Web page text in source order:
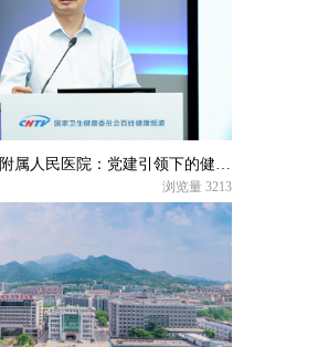
宁波大学附属人民医院：党建引领下的健康守护与创新发展
浏览量 3213